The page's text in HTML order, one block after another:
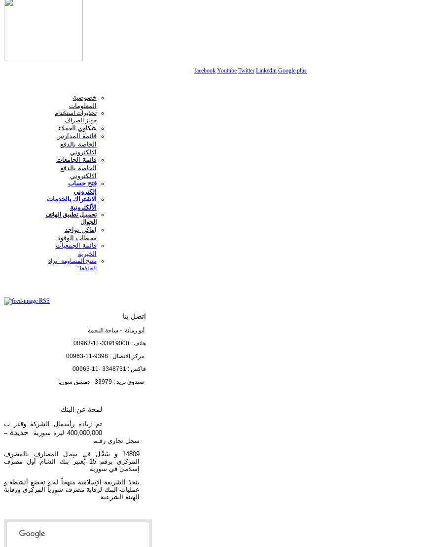
facebook Youtube Twitter Linkedin Google plus
خصوصية
المعلومات
تحذيرات استخدام
جهاز الصراف
شكاوي العملاء
قائمة المدارس
الخاصة بالدفع
الالكتروني
قائمة الجامعات
الخاصة بالدفع
الالكتروني
فتح حساب
إلكتروني
الاشتراك بالخدمات
الألكترونية
تحميـل تطبيق الهاتف
الجوال
اماكن تواجد
محطات الوقود
قائمة الجمعيات
الخيرية
منتج المساومة "براد
الحافظ"
RSS
اتصل بنا
أبو رمانة - ساحة النجمة
هاتف : 33919000-11-00963
مركز الاتصال : 9398-11-00963
فاكس : 3348731 -11-00963
صندوق بريد : 33979 - دمشق سوريا
لمحة عن البنك
تم زيادة رأسمال الشركة وقدر ب
400,000,000 ليرة سورية
جديدة –
سجل تجاري رقـم
14809 و سُجِّل في سِجل المصارف بالمصرف
المركزي برقم 15 يُعتبر بنك الشام أول مصرف
إسلامي في سورية
يتخذ الشريعة الإسلامية منهجاً له.و تخضع أنشطة و
عمليات البنك لرقابة مصرف سوريا المركزي ورقابة
الهيئة الشرعية